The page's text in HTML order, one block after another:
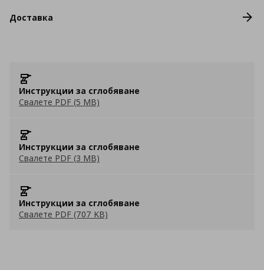
Доставка
Инструкции за сглобяване
Свалете PDF (5 MB)
Инструкции за сглобяване
Свалете PDF (3 MB)
Инструкции за сглобяване
Свалете PDF (707 KB)